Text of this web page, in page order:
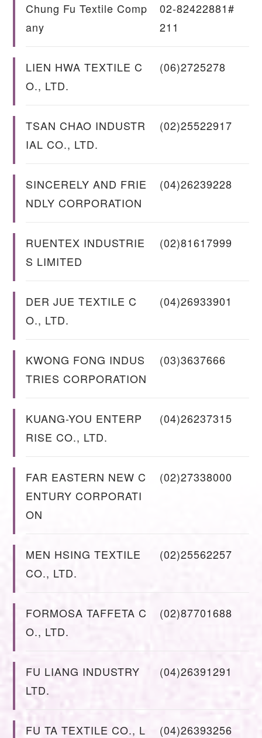
Chung Fu Textile Comp
any
02-82422881#
211
LIEN HWA TEXTILE C
O., LTD.
(06)2725278
TSAN CHAO INDUSTR
IAL CO., LTD.
(02)25522917
SINCERELY AND FRIE
NDLY CORPORATION
(04)26239228
RUENTEX INDUSTRIE
S LIMITED
(02)81617999
DER JUE TEXTILE C
O., LTD.
(04)26933901
KWONG FONG INDUS
TRIES CORPORATION
(03)3637666
KUANG-YOU ENTERP
RISE CO., LTD.
(04)26237315
FAR EASTERN NEW C
ENTURY CORPORATI
ON
(02)27338000
MEN HSING TEXTILE
CO., LTD.
(02)25562257
FORMOSA TAFFETA C
O., LTD.
(02)87701688
FU LIANG INDUSTRY
LTD.
(04)26391291
FU TA TEXTILE CO., L
(04)26393256